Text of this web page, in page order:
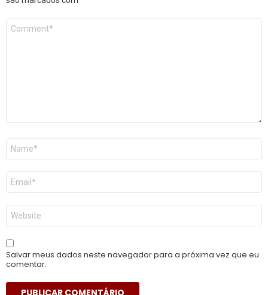
Comentário
Nome
E-
mail
*
Site
Salvar meus dados neste navegador para a próxima vez que eu
comentar.